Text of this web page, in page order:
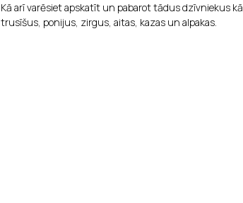
Kā arī varēsiet apskatīt un pabarot tādus dzīvniekus
trusīšus, ponijus, zirgus, aitas, kazas un alpakas.